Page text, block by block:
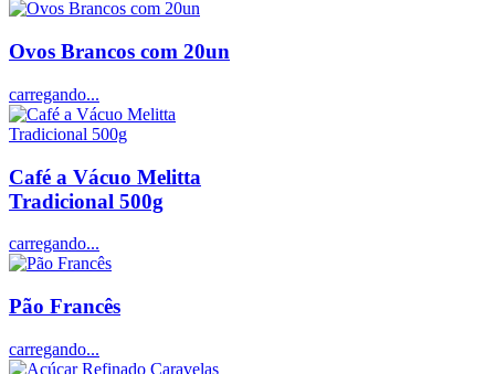
Ovos Brancos com 20un
carregando...
Café a Vácuo Melitta
Tradicional 500g
carregando...
Pão Francês
carregando...